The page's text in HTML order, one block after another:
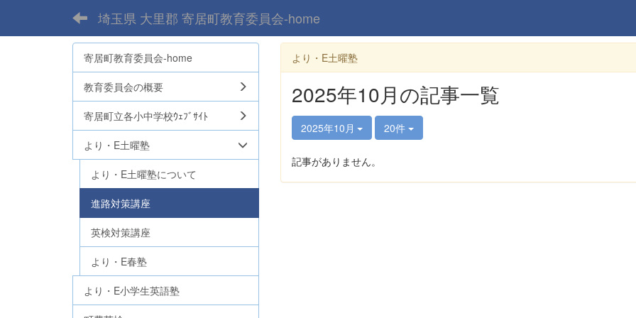
埼玉県 大里郡 寄居町教育委員会-home
より・E土曜塾
2025年10月の記事一覧
2025年10月 20件
記事がありません。
寄居町教育委員会-home
教育委員会の概要
寄居町立各小中学校ｳｪﾌﾞｻｲﾄ
より・E土曜塾
より・E土曜塾について
進路対策講座
英検対策講座
より・E春塾
より・E小学生英語塾